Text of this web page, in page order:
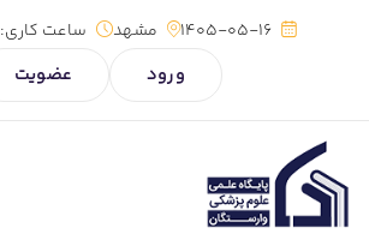
1405-05-16 مشهد ساعت کاری:
ورود عضویت